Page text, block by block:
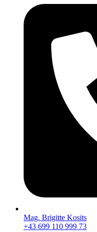
Mag. Brigitte Kosits
+43 699 110 999 73